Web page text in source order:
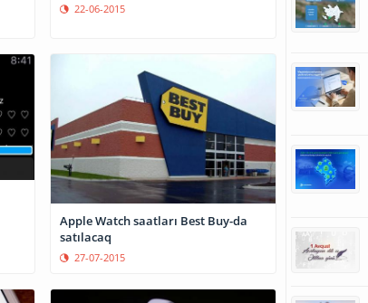
22-06-2015
Apple Watch saatları Best Buy-da
satılacaq
27-07-2015